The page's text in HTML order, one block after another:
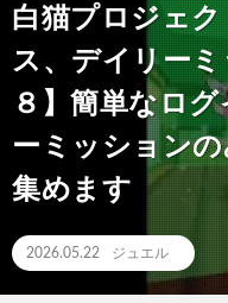
白猫プロジェ
ス、デイリー
８】簡単なロ
ーミッション
集めます
2026.05.22 ジュエル